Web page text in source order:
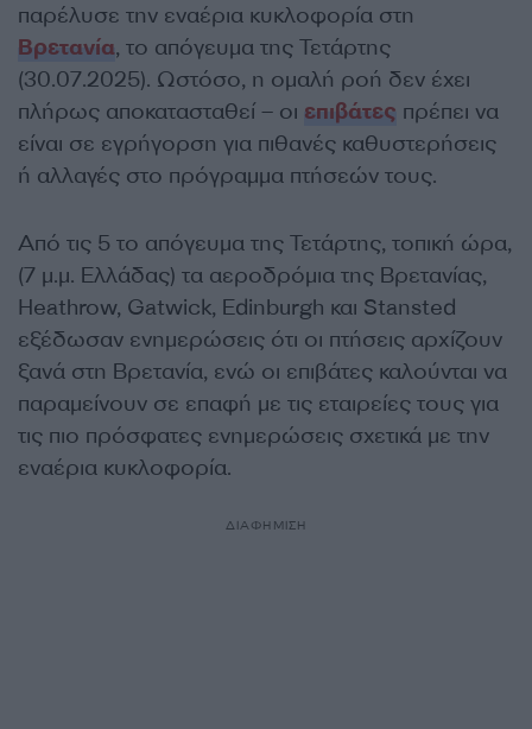
παρέλυσε την εναέρια κυκλοφορία στη
Βρετανία, το απόγευμα της Τετάρτης
(30.07.2025). Ωστόσο, η ομαλή ροή δεν έχει
πλήρως αποκατασταθεί – οι επιβάτες πρέπει να
είναι σε εγρήγορση για πιθανές καθυστερήσεις
ή αλλαγές στο πρόγραμμα πτήσεών τους.
Από τις 5 το απόγευμα της Τετάρτης, τοπική ώρα,
(7 μ.μ. Ελλάδας) τα αεροδρόμια της Βρετανίας,
Heathrow, Gatwick, Edinburgh και Stansted
εξέδωσαν ενημερώσεις ότι οι πτήσεις αρχίζουν
ξανά στη Βρετανία, ενώ οι επιβάτες καλούνται να
παραμείνουν σε επαφή με τις εταιρείες τους για
τις πιο πρόσφατες ενημερώσεις σχετικά με την
εναέρια κυκλοφορία.
ΔΙΑΦΗΜΙΣΗ